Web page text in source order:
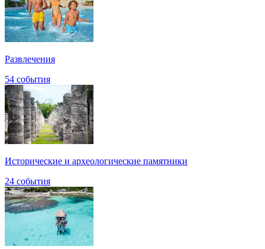
Развлечения
54 события
Исторические и археологические памятники
24 события